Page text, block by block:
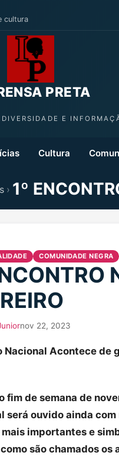
cultura
PRETA
E
Cultura
› 1º
COMUNIDADE NEGRA
nov 22, 2023
Nacional Acontece de
fim de semana de
será ouvido ainda com
mais importantes e
são chamados